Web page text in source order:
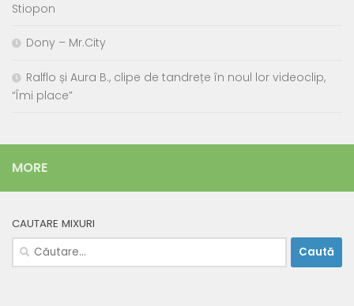
Stiopon
Dony – Mr.City
Ralflo și Aura B., clipe de tandrețe în noul lor videoclip,
“Îmi place”
MORE
CAUTARE MIXURI
Caută
după: